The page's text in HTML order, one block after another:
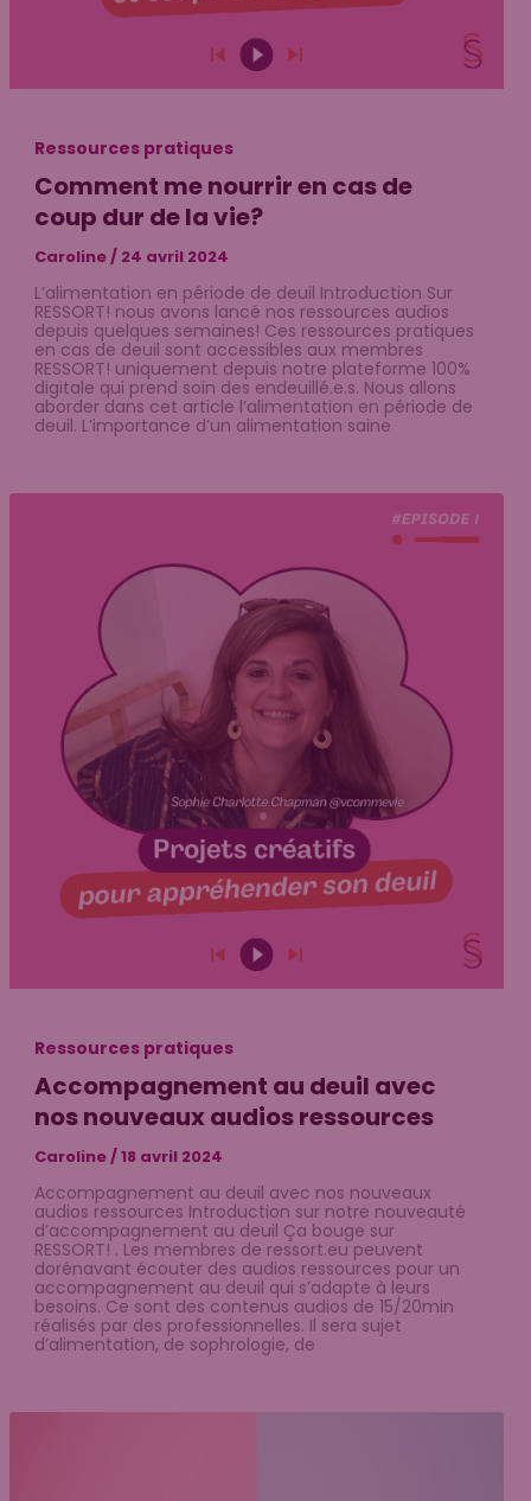
Ressources pratiques
Comment me nourrir en cas de
coup dur de la vie?
Caroline/ 24 avril 2024
L’alimentation en période de deuil Introduction Sur
RESSORT! nous avons lancé nos ressources audios
depuis quelques semaines! Ces ressources pratiques
en cas de deuil sont accessibles aux membres
RESSORT! uniquement depuis notre plateforme 100%
digitale qui prend soin des endeuillé.e.s. Nous allons
aborder dans cet article l’alimentation en période de
deuil. L’importance d’un alimentation saine
Ressources pratiques
Accompagnement au deuil avec
nos nouveaux audios ressources
Caroline/18 avril 2024
Accompagnement au deuil avec nos nouveaux
audios ressources Introduction sur notre nouveauté
d’accompagnement au deuil Ça bouge sur
RESSORT! . Les membres de ressort.eu peuvent
dorénavant écouter des audios ressources pour un
accompagnement au deuil qui s’adapte à leurs
besoins. Ce sont des contenus audios de 15/20min
réalisés par des professionnelles. Il sera sujet
d’alimentation, de sophrologie, de